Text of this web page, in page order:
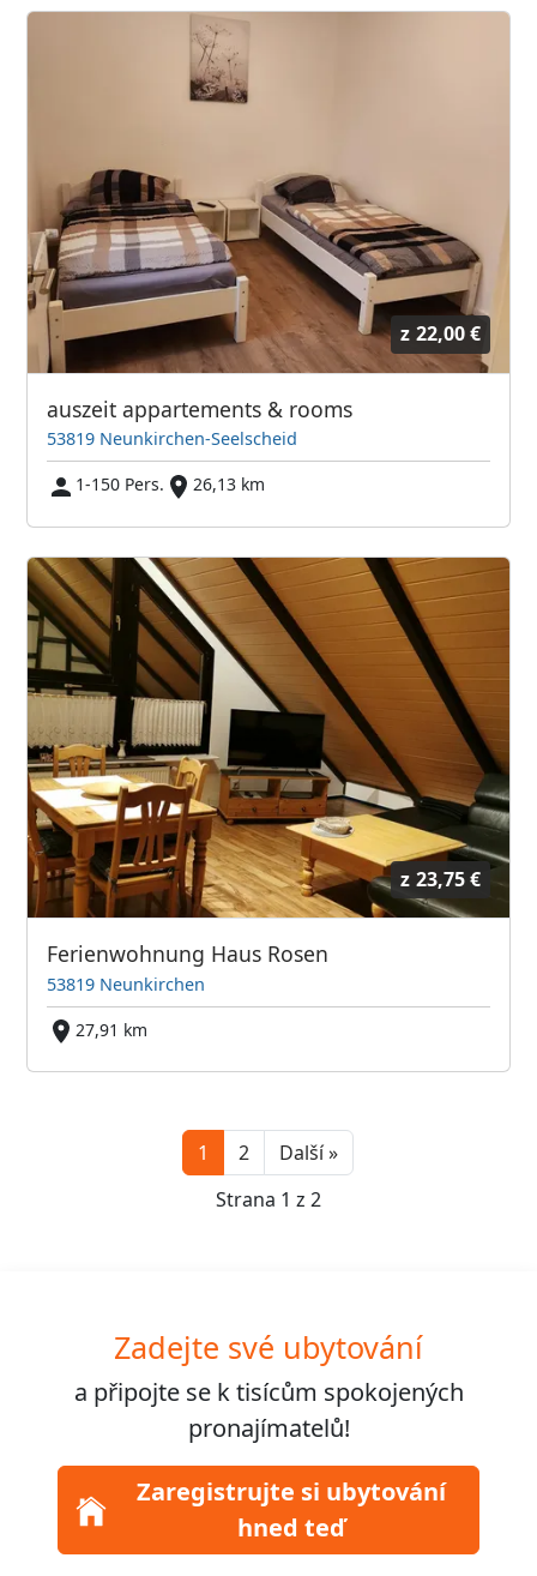
z 22,00 €
auszeit appartements & rooms
53819 Neunkirchen-Seelscheid
1-150 Pers.
26,13 km
z 23,75 €
Ferienwohnung Haus Rosen
53819 Neunkirchen
27,91 km
1 2 Další »Next
Strana 1 z 2
Zadejte své ubytování
a připojte se ktisícům spokojených
pronajímatelů!
Zaregistrujte si ubytování
hned teď